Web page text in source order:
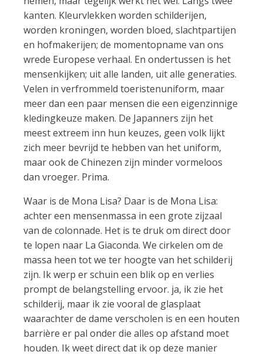
kanten. Kleurvlekken worden schilderijen,
worden kroningen, worden bloed, slachtpartijen
en hofmakerijen; de momentopname van ons
wrede Europese verhaal. En ondertussen is het
mensenkijken; uit alle landen, uit alle generaties.
Velen in verfrommeld toeristenuniform, maar
meer dan een paar mensen die een eigenzinnige
kledingkeuze maken. De Japanners zijn het
meest extreem inn hun keuzes, geen volk lijkt
zich meer bevrijd te hebben van het uniform,
maar ook de Chinezen zijn minder vormeloos
dan vroeger. Prima.
Waar is de Mona Lisa? Daar is de Mona Lisa:
achter een mensenmassa in een grote zijzaal
van de colonnade. Het is te druk om direct door
te lopen naar La Giaconda. We cirkelen om de
massa heen tot we ter hoogte van het schilderij
zijn. Ik werp er schuin een blik op en verlies
prompt de belangstelling ervoor. ja, ik zie het
schilderij, maar ik zie vooral de glasplaat
waarachter de dame verscholen is en een houten
barrière er pal onder die alles op afstand moet
houden. Ik weet direct dat ik op deze manier